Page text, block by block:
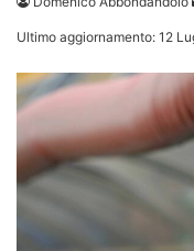
Ultimo aggiornamento: 12